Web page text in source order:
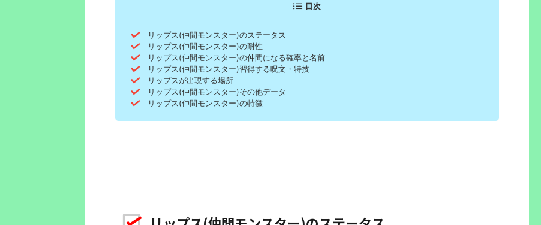
目次
リップス(仲間モンスター)のステータス
リップス(仲間モンスター)の耐性
リップス(仲間モンスター)の仲間になる確率と名前
リップス(仲間モンスター)習得する呪文・特技
リップスが出現する場所
リップス(仲間モンスター)その他データ
リップス(仲間モンスター)の特徴